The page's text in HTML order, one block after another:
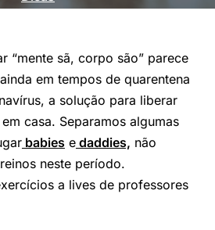
“mente sã, corpo são” parece
em tempos de quarentena
a solução para liberar
casa. Separamos algumas
babiesedaddies, não
neste período.
a lives de professores